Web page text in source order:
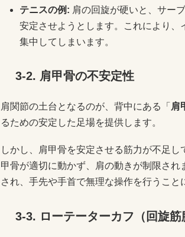
テニスの例 : 肩の回旋が硬いと、サー
安定させようとします。これにより
集中してしまいます。
3-2. 肩甲骨の不安定性
肩関節の土台となるのが、背中にある「 肩
るための安定した足場を提供します。
しかし、肩甲骨を安定させる筋力が不足
甲骨が適切に動かず、肩の動きが制限さ
され、手先や手首で無理な操作を行うこと
3-3. ローテーターカフ（回旋